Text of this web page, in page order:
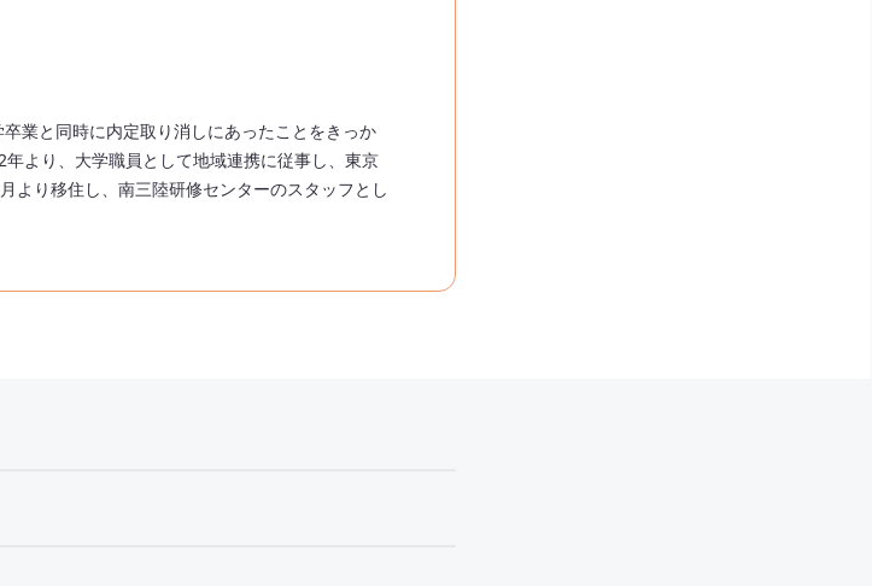
業と同時に内定取り消しにあったことをきっか
より、大学職員として地域連携に従事し、東京
より移住し、南三陸研修センターのスタッフとし